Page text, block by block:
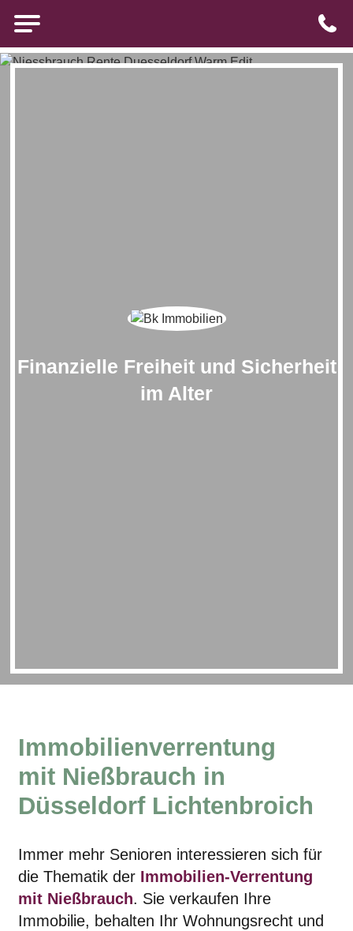
Brigitte Kürten Immobilien
Finanzielle Freiheit und Sicherheit
im Alter
Immobilienverrentung
mit Nießbrauch in
Düsseldorf Lichtenbroich
Immer mehr Senioren interessieren sich für
die Thematik der Immobilien-Verrentung
mit Nießbrauch. Sie verkaufen Ihre
Immobilie, behalten Ihr Wohnungsrecht und